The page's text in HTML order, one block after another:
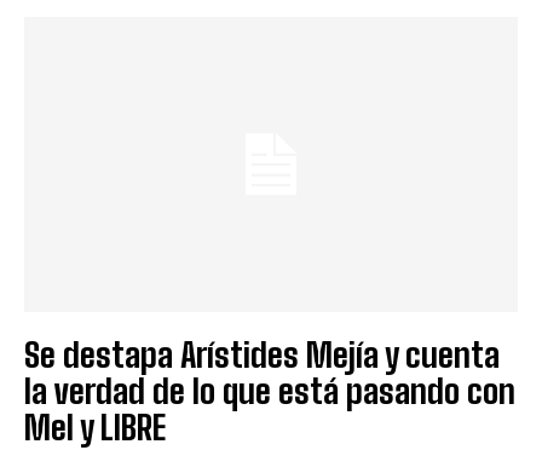
Se destapa Arístides Mejía y cuenta
la verdad de lo que está pasando con
Mel y LIBRE